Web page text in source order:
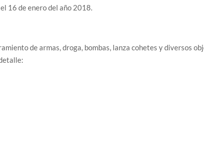
16 de enero del año 2018.
de armas, droga, bombas, lanza cohetes y diversos